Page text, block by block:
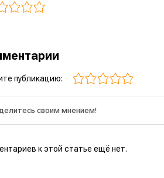
публикацию:
к этой статье ещё нет.